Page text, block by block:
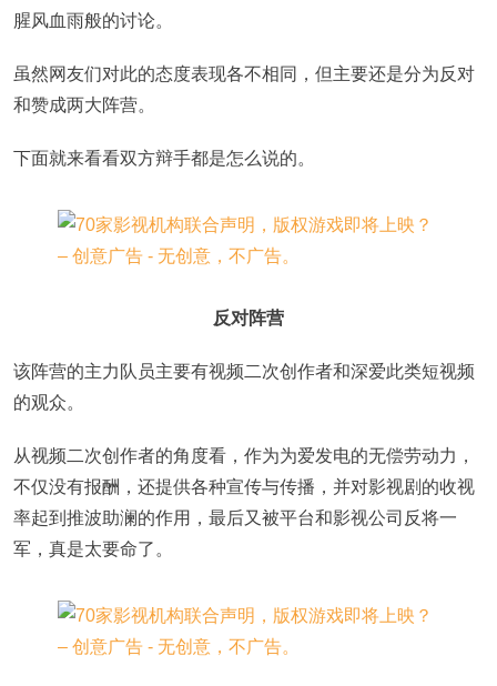
腥风血雨般的讨论。
虽然网友们对此的态度表现各不相同，但主要还是分为反对
和赞成两大阵营。
下面就来看看双方辩手都是怎么说的。
反对阵营
该阵营的主力队员主要有视频二次创作者和深爱此类短视频
的观众。
从视频二次创作者的角度看，作为为爱发电的无偿劳动力，
不仅没有报酬，还提供各种宣传与传播，并对影视剧的收视
率起到推波助澜的作用，最后又被平台和影视公司反将一
军，真是太要命了。